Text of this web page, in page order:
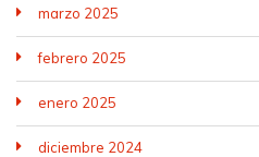
marzo 2025
febrero 2025
enero 2025
diciembre 2024